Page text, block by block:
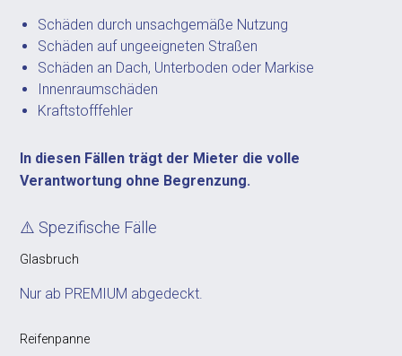
Schäden durch unsachgemäße Nutzung
Schäden auf ungeeigneten Straßen
Schäden an Dach, Unterboden oder Markise
Innenraumschäden
Kraftstofffehler
In diesen Fällen trägt der Mieter die volle
Verantwortung ohne Begrenzung.
⚠️ Spezifische Fälle
Glasbruch
Nur ab PREMIUM abgedeckt.
Reifenpanne